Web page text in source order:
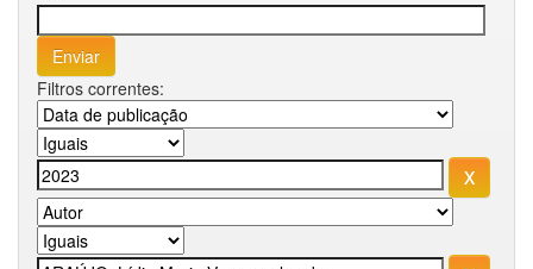
Filtros correntes: